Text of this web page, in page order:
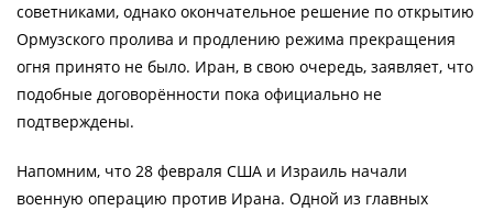
советниками, однако окончательное решение по открытию
Ормузского пролива и продлению режима прекращения
огня принято не было. Иран, в свою очередь, заявляет, что
подобные договорённости пока официально не
подтверждены.
Напомним, что 28 февраля США и Израиль начали
военную операцию против Ирана. Одной из главных